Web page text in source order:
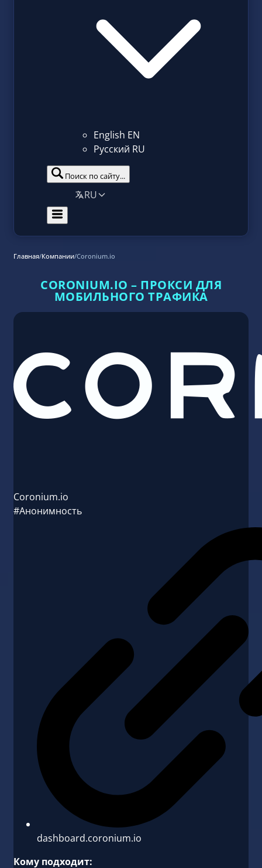
English EN
Русский RU
Поиск по сайту...
RU
Главная/Компании/Coronium.io
CORONIUM.IO – ПРОКСИ ДЛЯ
МОБИЛЬНОГО ТРАФИКА
Coronium.io
#Анонимность
dashboard.coronium.io
Кому подходит: